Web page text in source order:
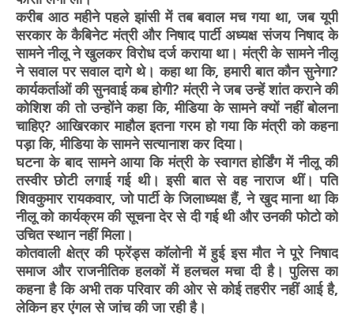
करीब आठ महीने पहले झांसी में तब बवाल मच गया था, जब यूपी
सरकार के कैबिनेट मंत्री और निषाद पार्टी अध्यक्ष संजय निषाद के
सामने नीलू ने खुलकर विरोध दर्ज कराया था। मंत्री के सामने नीलू
ने सवाल पर सवाल दागे थे। कहा था कि, हमारी बात कौन सुनेगा?
कार्यकर्ताओं की सुनवाई कब होगी? मंत्री ने जब उन्हें शांत कराने की
कोशिश की तो उन्होंने कहा कि, मीडिया के सामने क्यों नहीं बोलना
चाहिए? आखिरकार माहौल इतना गरम हो गया कि मंत्री को कहना
पड़ा कि, मीडिया के सामने सत्यानाश कर दिया।
घटना के बाद सामने आया कि मंत्री के स्वागत होर्डिंग में नीलू की
तस्वीर छोटी लगाई गई थी। इसी बात से वह नाराज थीं। पति
शिवकुमार रायकवार, जो पार्टी के जिलाध्यक्ष हैं, ने खुद माना था कि
नीलू को कार्यक्रम की सूचना देर से दी गई थी और उनकी फोटो को
उचित स्थान नहीं मिला।
कोतवाली क्षेत्र की फ्रेंड्स कॉलोनी में हुई इस मौत ने पूरे निषाद
समाज और राजनीतिक हलकों में हलचल मचा दी है। पुलिस का
कहना है कि अभी तक परिवार की ओर से कोई तहरीर नहीं आई है,
लेकिन हर एंगल से जांच की जा रही है।